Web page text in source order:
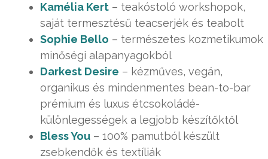
Kamélia Kert – teakóstoló workshopok,
saját termesztésű teacserjék és teabolt
Sophie Bello – természetes kozmetikumok
minőségi alapanyagokból
Darkest Desire – kézműves, vegán,
organikus és mindenmentes bean-to-bar
prémium és luxus étcsokoládé-
különlegességek a legjobb készítőktől
Bless You – 100% pamutból készült
zsebkendők és textíliák